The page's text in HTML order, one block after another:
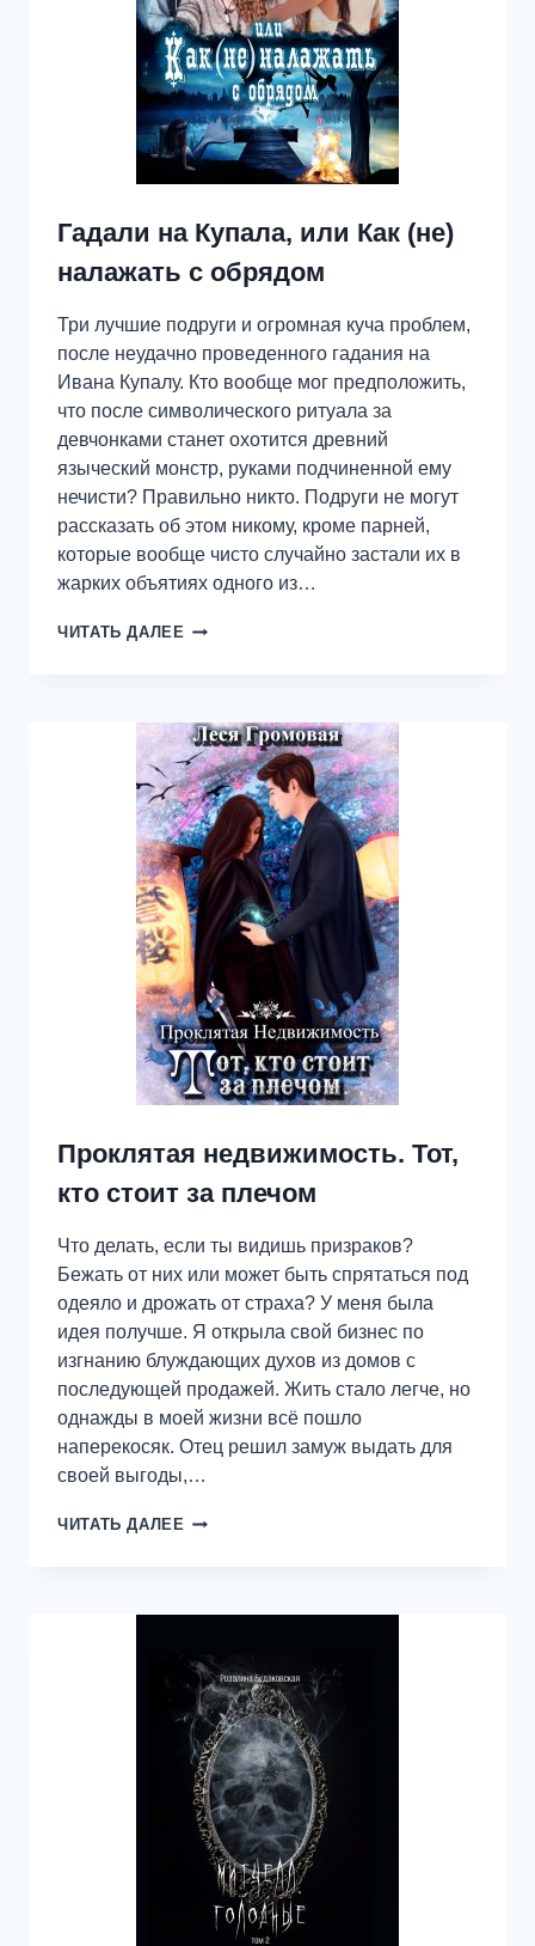
Гадали на Купала, или Как (не)
налажать с обрядом
Три лучшие подруги и огромная куча проблем,
после неудачно проведенного гадания на
Ивана Купалу. Кто вообще мог предположить,
что после символического ритуала за
девчонками станет охотится древний
языческий монстр, руками подчиненной ему
нечисти? Правильно никто. Подруги не могут
рассказать об этом никому, кроме парней,
которые вообще чисто случайно застали их в
жарких объятиях одного из…
ЧИТАТЬ ДАЛЕЕ ГАДАЛИ
КАК
(НЕ)
НАЛАЖАТЬ
С
ОБРЯДОМ
Проклятая недвижимость. Тот,
кто стоит за плечом
Что делать, если ты видишь призраков?
Бежать от них или может быть спрятаться под
одеяло и дрожать от страха? У меня была
идея получше. Я открыла свой бизнес по
изгнанию блуждающих духов из домов с
последующей продажей. Жить стало легче, но
однажды в моей жизни всё пошло
наперекосяк. Отец решил замуж выдать для
своей выгоды,…
ЧИТАТЬ ДАЛЕЕ ПРОКЛЯТАЯ
СТОИТ
ПЛЕЧОМ